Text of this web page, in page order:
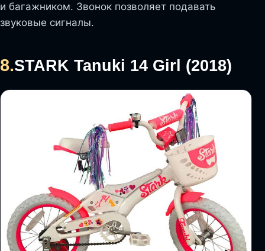
и багажником. Звонок позволяет подавать
звуковые сигналы.
8.STARK Tanuki 14 Girl (2018)